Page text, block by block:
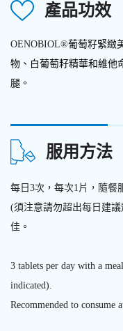
產品功效
OENOBIOL®葡萄籽緊緻
物、白葡萄籽精華和維他
腿。
服用方法
每日3次，每次1片，隨餐
(須注意請勿超出每日建
佳。
3 tablets per day with a
indicated).
Recommended to consume